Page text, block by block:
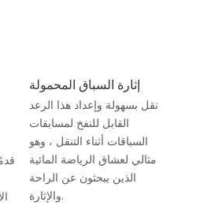
إثارة السباق المحمولة
نقل بسهولة وإعداد هذا الرعد
القابل للنفخ لمسابقات
السباقات أثناء التنقل ، وهو
مثالي لعشاق الرياضة المائية
الذين يبحثون عن الراحة
والإثارة.